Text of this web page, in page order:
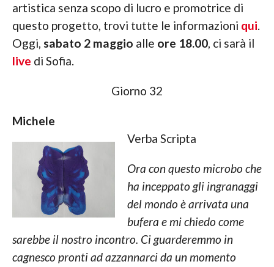
artistica senza scopo di lucro e promotrice di
questo progetto, trovi tutte le informazioni qui.
Oggi, sabato 2 maggio alle ore 18.00, ci sarà il
live di Sofia.
Giorno 32
Michele
Verba Scripta
Ora con questo microbo che
ha inceppato gli ingranaggi
del mondo è arrivata una
bufera e mi chiedo come
sarebbe il nostro incontro. Ci guarderemmo in
cagnesco pronti ad azzannarci da un momento